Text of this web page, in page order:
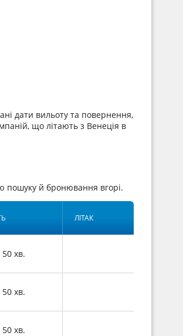
дати вильоту та повернення,
що літають з Венеція в
пошуку й бронювання вгорі.
ЛІТАК
50 хв.
50 хв.
50 хв.